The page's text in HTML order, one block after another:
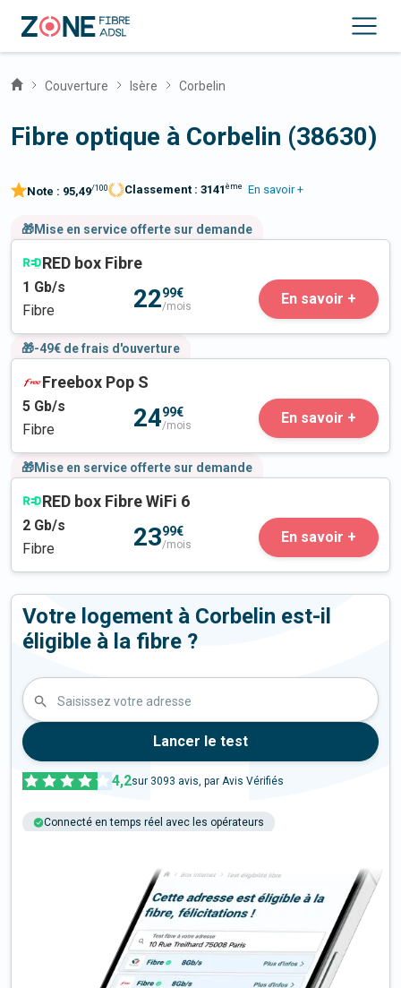
Couverture Isère Corbelin
Fibre optique à Corbelin (38630)
Note : 95,49/100 Classement : 3141 ème En savoir +
🎁Mise en service offerte sur demande
RED box Fibre
1 Gb/s
Fibre
2299€
/mois En savoir +
🎁-49€ de frais d'ouverture
Freebox Pop S
5 Gb/s
Fibre
2499€
/mois En savoir +
🎁Mise en service offerte sur demande
RED box Fibre WiFi 6
2 Gb/s
Fibre
2399€
/mois En savoir +
Votre logement à Corbelin est-il
éligible à la fibre ?
Saisissez votre adresse
Lancer le test
4,2sur 3093 avis, par Avis Vérifiés
Connecté en temps réel avec les opérateurs